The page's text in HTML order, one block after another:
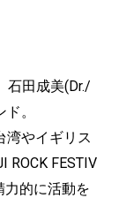
石田成美(Dr./
。
湾やイギリス
ROCK FESTIV
力的に活動を